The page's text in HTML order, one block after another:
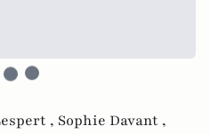
, Sophie Davant ,